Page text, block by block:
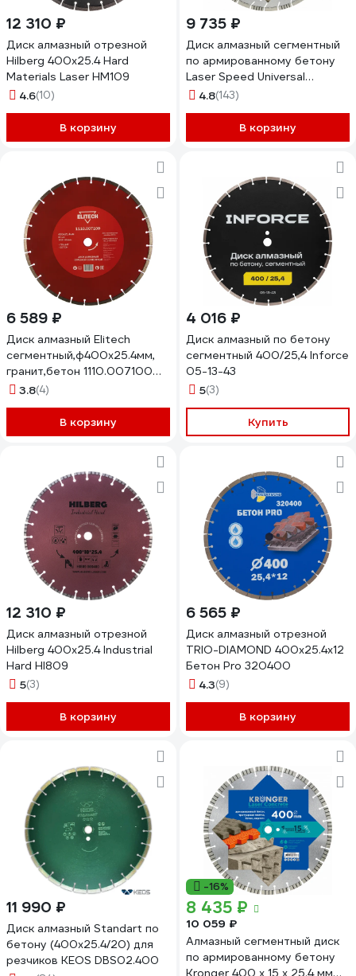
12 310 ₽
Диск алмазный отрезной
Hilberg 400x25.4 Hard
Materials Laser HM109
4.6(10)
В корзину
9 735 ₽
Диск алмазный сегментный
по армированному бетону
Laser Speed Universal
400x13x25.4 мм Kronger
4.8(143)
В корзину
6 589 ₽
Диск алмазный Elitech
сегментный,ф400х25.4мм,
гранит,бетон 1110.007100
191999
3.8(4)
В корзину
4 016 ₽
Диск алмазный по бетону
сегментный 400/25,4 Inforce
05-13-43
5(3)
Купить
12 310 ₽
Диск алмазный отрезной
Hilberg 400x25.4 Industrial
Hard HI809
5(3)
В корзину
6 565 ₽
Диск алмазный отрезной
TRIO-DIAMOND 400x25.4x12
Бетон Pro 320400
4.3(9)
В корзину
11 990 ₽
Диск алмазный Standart по
бетону (400х25.4/20) для
резчиков KEOS DBS02.400
-16%
8 435 ₽
10 059 ₽
Алмазный сегментный диск
по армированному бетону
Kronger 400 x 15 x 25.4 мм